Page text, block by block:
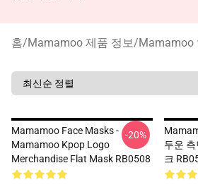
홈/Mamamoo 제품 정보/Mamamoo
Mamamoo Face Masks -
Mamamoo Kpop Logo
Merchandise Flat Mask RB0508
-20%
두운
크